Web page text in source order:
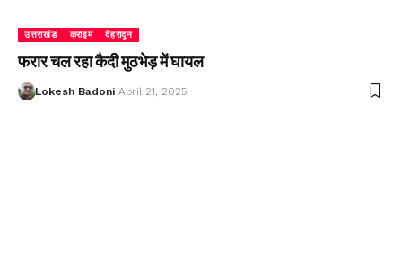
उत्तराखंड क्राइम देहरादून
फरार चल रहा कैदी मुठभेड़ में घायल
Lokesh Badoni April 21, 2025